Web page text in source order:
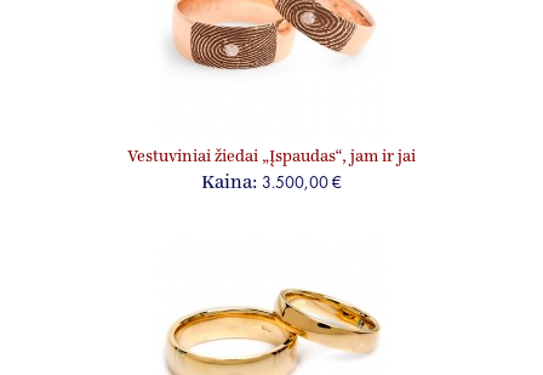
Vestuviniai žiedai „Įspaudas“, jam ir jai
Kaina: 3.500,00 €